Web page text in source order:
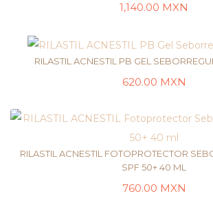
1,140.00 MXN
RILASTIL ACNESTIL PB GEL
620.00 MXN
RILASTIL ACNESTIL FOTOPROTECTOR
SPF 50+ 40 ML
760.00 MXN